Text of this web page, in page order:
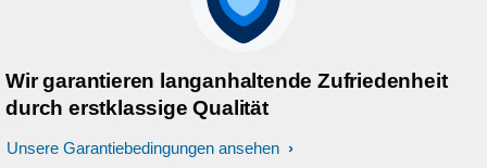
Wir garantieren langanhaltende Zufriedenheit
durch erstklassige Qualität
Unsere Garantiebedingungen ansehen